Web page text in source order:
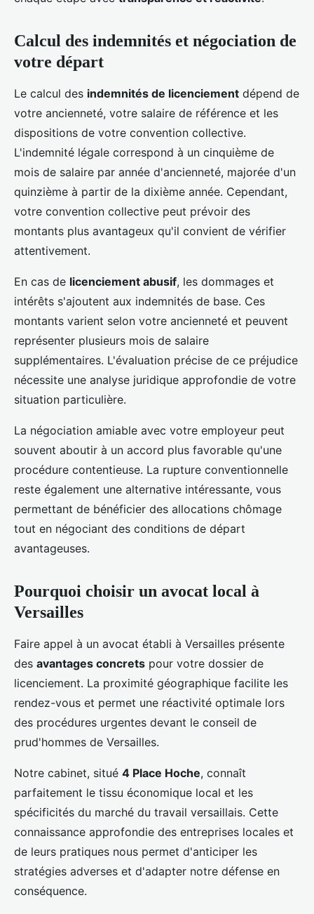
Calcul des indemnités et négociation de
votre départ
Le calcul des indemnités de licenciement dépend de
votre ancienneté, votre salaire de référence et les
dispositions de votre convention collective.
L'indemnité légale correspond à un cinquième de
mois de salaire par année d'ancienneté, majorée d'un
quinzième à partir de la dixième année. Cependant,
votre convention collective peut prévoir des
montants plus avantageux qu'il convient de vérifier
attentivement.
En cas de licenciement abusif, les dommages et
intérêts s'ajoutent aux indemnités de base. Ces
montants varient selon votre ancienneté et peuvent
représenter plusieurs mois de salaire
supplémentaires. L'évaluation précise de ce préjudice
nécessite une analyse juridique approfondie de votre
situation particulière.
La négociation amiable avec votre employeur peut
souvent aboutir à un accord plus favorable qu'une
procédure contentieuse. La rupture conventionnelle
reste également une alternative intéressante, vous
permettant de bénéficier des allocations chômage
tout en négociant des conditions de départ
avantageuses.
Pourquoi choisir un avocat local à
Versailles
Faire appel à un avocat établi à Versailles présente
des avantages concrets pour votre dossier de
licenciement. La proximité géographique facilite les
rendez-vous et permet une réactivité optimale lors
des procédures urgentes devant le conseil de
prud'hommes de Versailles.
Notre cabinet, situé 4 Place Hoche, connaît
parfaitement le tissu économique local et les
spécificités du marché du travail versaillais. Cette
connaissance approfondie des entreprises locales et
de leurs pratiques nous permet d'anticiper les
stratégies adverses et d'adapter notre défense en
conséquence.